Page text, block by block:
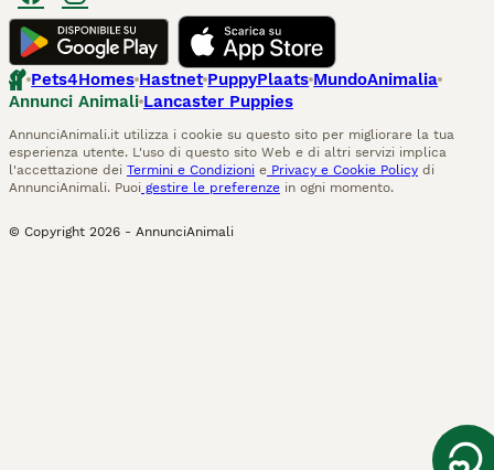
Pets4Homes Hastnet PuppyPlaats MundoAnimalia
Annunci Animali Lancaster Puppies
AnnunciAnimali.it utilizza i cookie su questo sito per migliorare la tua
esperienza utente. L'uso di questo sito Web e di altri servizi implica
l'accettazione dei Termini e Condizioni e Privacy e Cookie Policy di
AnnunciAnimali. Puoi gestire le preferenze in ogni momento.
© Copyright 2026 - AnnunciAnimali